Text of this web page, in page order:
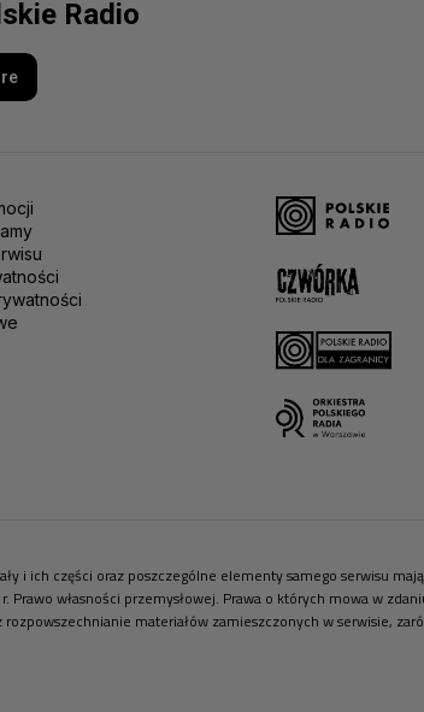
Radio
i ich części oraz poszczególne elementy samego serwisu
własności przemysłowej. Prawa o których mowa w
materiałów zamieszczonych w serwisie,